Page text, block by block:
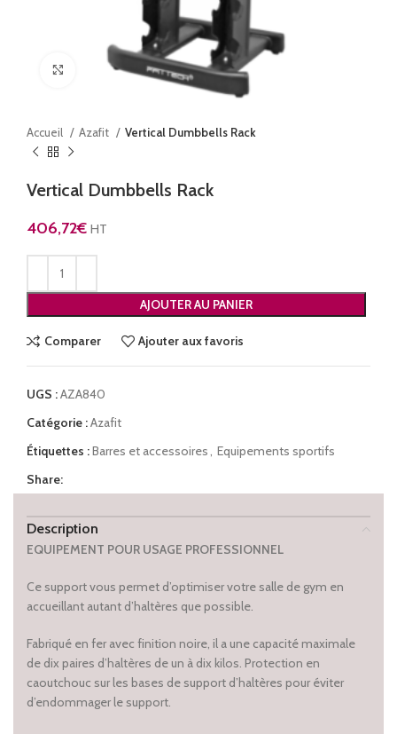
Click to enlarge
Accueil Azafit Vertical Dumbbells Rack
Vertical Dumbbells Rack
406,72€ HT
AJOUTER AU PANIER
Comparer Ajouter aux favoris
UGS :AZA840
Catégorie :Azafit
Étiquettes :Barres et accessoires, Equipements sportifs
Share:
Description
EQUIPEMENT POUR USAGE PROFESSIONNEL
Ce support vous permet d’optimiser votre salle de gym en
accueillant autant d’haltères que possible.
Fabriqué en fer avec finition noire, il a une capacité maximale
de dix paires d’haltères de un à dix kilos. Protection en
caoutchouc sur les bases de support d’haltères pour éviter
d’endommager le support.